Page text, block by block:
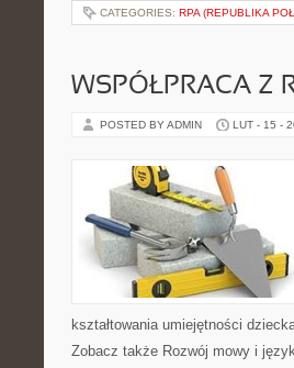
CATEGORIES: RPA (REPUBLIKA
WSPÓŁPRACA Z
POSTED BY ADMIN LUT - 15 -
kształtowania umiejętności
Zobacz także Rozwój mowy i